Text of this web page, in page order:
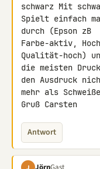
schwarz Mit
Spielt einfach
durch (Epson zB
Farbe-aktiv,
Qualität-hoch)
die meisten
den Ausdruck
mehr als
Gruß Carsten
Antwort
J